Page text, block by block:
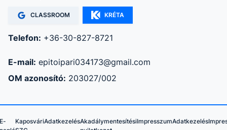
CLASSROOM KRÉTA
Telefon: +36-30-827-8721
E-mail: epitoipari034173@gmail.com
OM azonosító: 203027/002
E-
KaposváriAdatkezelésAkadálymentesítésiImpresszumAdatkezelés